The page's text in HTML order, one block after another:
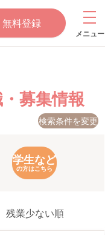
無料登録
メニュー
募集情報
検索条件を変更
学生など
の方はこちら
残業少ない順